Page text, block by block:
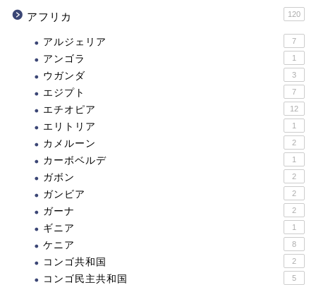
アフリカ 120
アルジェリア 7
アンゴラ 1
ウガンダ 3
エジプト 7
エチオピア 12
エリトリア 1
カメルーン 2
カーボベルデ 1
ガボン 2
ガンビア 2
ガーナ 2
ギニア 1
ケニア 8
コンゴ共和国 2
コンゴ民主共和国 5